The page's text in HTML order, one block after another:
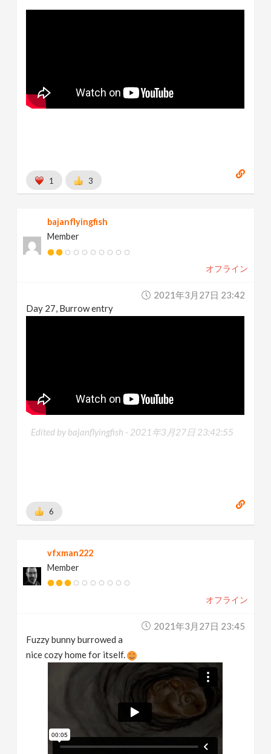
1 3
bajanflyingfish
Member
オフライン
2021年3月27日 23:42
Day 27, Burrow entry
Edited by bajanflyingfish - 2021年3月27日 23:42:55
6
vfxman222
Member
オフライン
2021年3月27日 23:45
Fuzzy bunny burrowed a
nice cozy home for itself.